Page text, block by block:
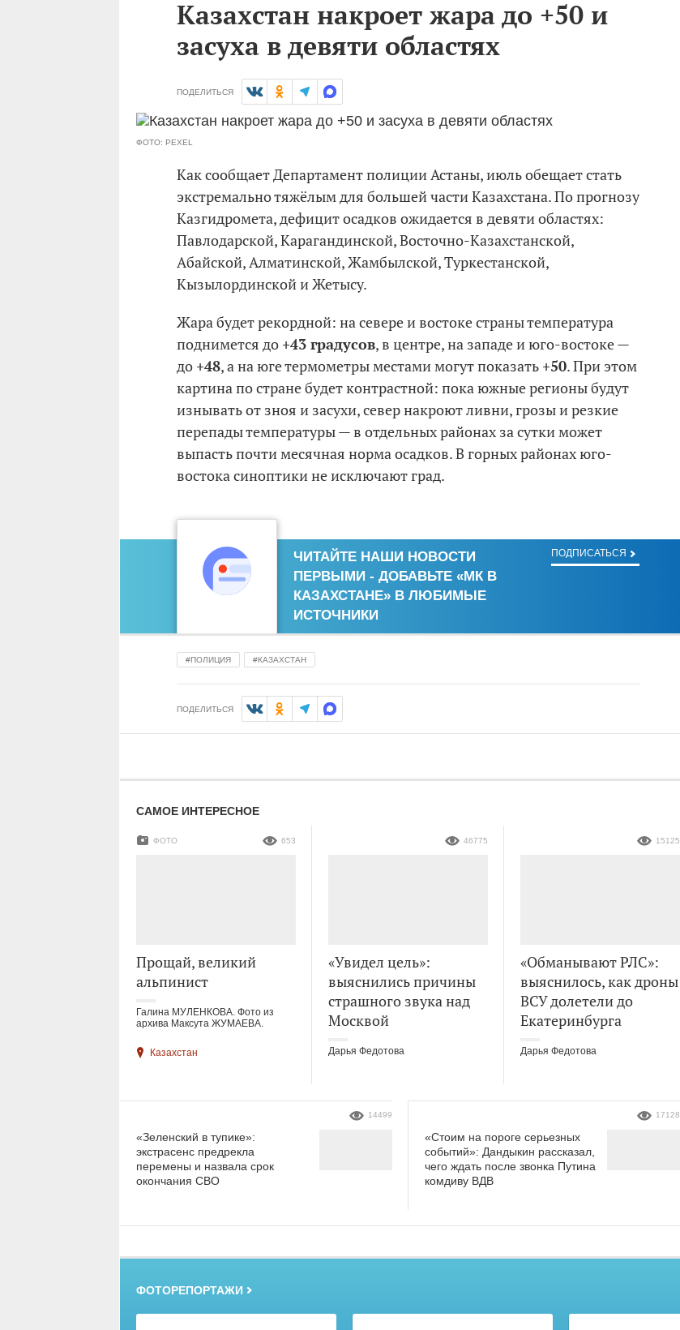
Казахстан накроет жара до +50 и
засуха в девяти областях
ПОДЕЛИТЬСЯ
ФОТО: PEXEL
Как сообщает Департамент полиции Астаны, июль обещает стать
экстремально тяжёлым для большей части Казахстана. По прогнозу
Казгидромета, дефицит осадков ожидается в девяти областях:
Павлодарской, Карагандинской, Восточно-Казахстанской,
Абайской, Алматинской, Жамбылской, Туркестанской,
Кызылординской и Жетысу.
Жара будет рекордной: на севере и востоке страны температура
поднимется до +43 градусов, в центре, на западе и юго-востоке —
до +48, а на юге термометры местами могут показать +50. При этом
картина по стране будет контрастной: пока южные регионы будут
изнывать от зноя и засухи, север накроют ливни, грозы и резкие
перепады температуры — в отдельных районах за сутки может
выпасть почти месячная норма осадков. В горных районах юго-
востока синоптики не исключают град.
ЧИТАЙТЕ НАШИ НОВОСТИ
ПЕРВЫМИ - ДОБАВЬТЕ «МК В
КАЗАХСТАНЕ» В ЛЮБИМЫЕ
ИСТОЧНИКИ
ПОДПИСАТЬСЯ
ПОЛИЦИЯ КАЗАХСТАН
ПОДЕЛИТЬСЯ
САМОЕ ИНТЕРЕСНОЕ
Прощай, великий
альпинист
ФОТО 653
Галина МУЛЕНКОВА. Фото из
архива Максута ЖУМАЕВА.
Казахстан
«Увидел цель»:
выяснились причины
страшного звука над
Москвой
46775
Дарья Федотова
«Обманывают РЛС»:
выяснилось, как дроны
ВСУ долетели до
Екатеринбурга
15125
Дарья Федотова
«Зеленский в тупике»:
экстрасенс предрекла
перемены и назвала срок
окончания СВО
14499
«Стоим на пороге серьезных
событий»: Дандыкин рассказал,
чего ждать после звонка Путина
комдиву ВДВ
17128
ФОТОРЕПОРТАЖИ